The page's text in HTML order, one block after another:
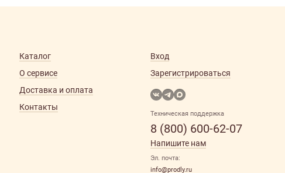
Каталог
О сервисе
Доставка и оплата
Контакты
Вход
Зарегистрироваться
Техническая поддержка
8 (800) 600-62-07
Напишите нам
Эл. почта:
info@prodly.ru